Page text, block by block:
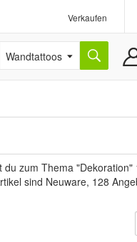
Verkaufen
Wandtattoos
zum Thema
sind Neuware, 128